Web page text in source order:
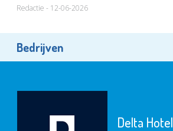
Redactie - 12-06-2026
Bedrijven
Delta Hotel